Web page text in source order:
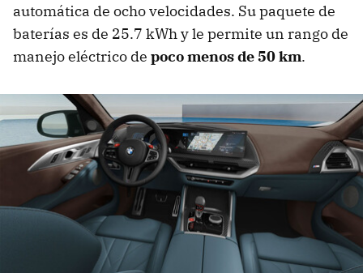
automática de ocho velocidades. Su paquete de
baterías es de 25.7 kWh y le permite un rango de
manejo eléctrico de poco menos de 50 km.